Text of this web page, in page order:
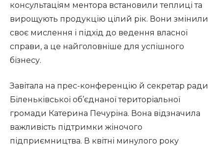
консультаціям ментора встановили теплиці та
вирощують продукцію цілий рік. Вони змінили
своє мислення і підхід до ведення власної
справи, а це найголовніше для успішного
бізнесу.
Завітала на прес-конференцію й секретар ради
Біленьківської об’єднаної територіальної
громади Катерина Печуріна. Вона відзначила
важливість підтримки жіночого
підприємництва. В квітні минулого року